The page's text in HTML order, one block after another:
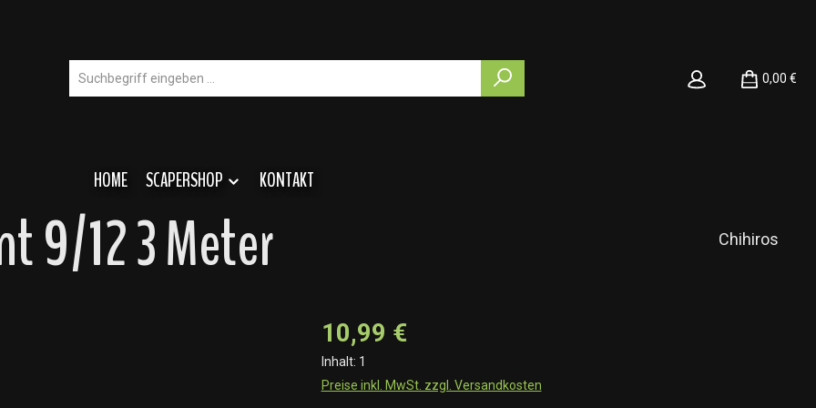
0,00 €
HOME SCAPERSHOP KONTAKT
9/12 3 Meter Chihiros
10,99 €
Inhalt: 1
Preise inkl. MwSt. zzgl. Versandkosten